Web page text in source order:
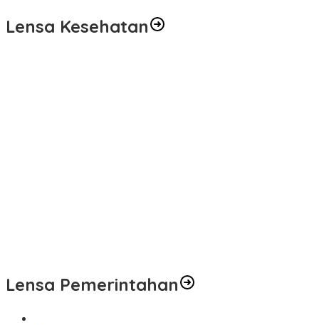
Lensa Kesehatan
Lensa Pemerintahan